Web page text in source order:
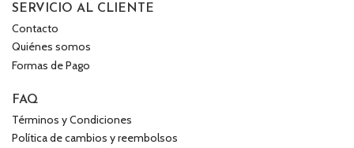
SERVICIO AL CLIENTE
Contacto
Quiénes somos
Formas de Pago
FAQ
Términos y Condiciones
Política de cambios y reembolsos